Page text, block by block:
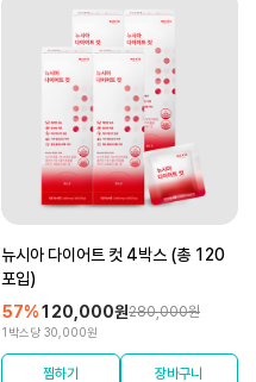
뉴시아 다이어트 컷 4박스 (총 120
포입)
57%120,000원280,000원
1박스당 30,000원